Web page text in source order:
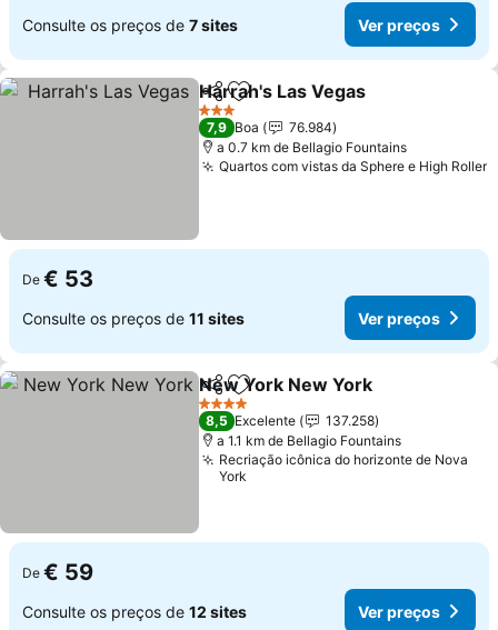
Consulte os preços de 7 sites Ver preços
PartilharAdicionar aos favoritos
Harrah's Las Vegas
3 Estrelas
7,9 Boa
76.984
a 0.7 km de Bellagio Fountains
Quartos com vistas da Sphere e High Roller
De € 53
Consulte os preços de 11 sites Ver preços
PartilharAdicionar aos favoritos
New York New York
4 Estrelas
8,5 Excelente
137.258
a 1.1 km de Bellagio Fountains
Recriação icônica do horizonte de Nova
York
De € 59
Consulte os preços de 12 sites Ver preços